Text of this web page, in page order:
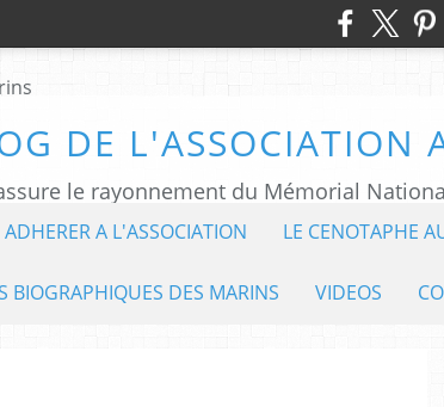
DE L'ASSOCIATION
ADHERER A L'ASSOCIATION LE CENOTAPHE
BIOGRAPHIQUES DES MARINS VIDEOS